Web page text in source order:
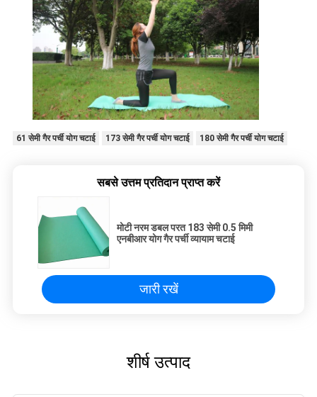
61 सेमी गैर पर्ची योग चटाई 173 सेमी गैर पर्ची योग चटाई 180 सेमी गैर पर्ची योग चटाई
सबसे उत्तम प्रतिदान प्राप्त करें
मोटी नरम डबल परत 183 सेमी 0.5 मिमी
एनबीआर योग गैर पर्ची व्यायाम चटाई
जारी रखें
शीर्ष उत्पाद